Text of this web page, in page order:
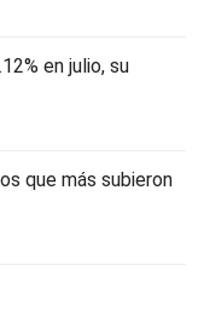
en julio, su
que más subieron